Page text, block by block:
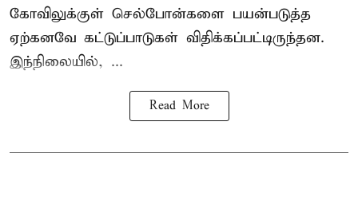
கோவிலுக்குள் செல்போன்களை பயன்படுத்த
ஏற்கனவே கட்டுப்பாடுகள் விதிக்கப்பட்டிருந்தன.
இந்நிலையில், ...
Read More